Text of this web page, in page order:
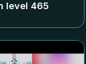
level 465